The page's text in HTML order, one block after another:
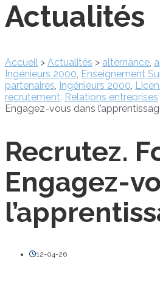
Actualités
Accueil > Actualités > alternance
Ingénieurs 2000 Enseignement
partenaires Ingénieurs 2000
recrutement Relations entreprises
Engagez-vous dans
Recrutez.
Engagez-
12-04-26